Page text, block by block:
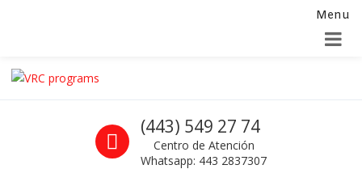
Menu
Skip to navigation
Skip to content
La seguridad de su empresa es nuestro negocio.
Call us
(443) 549 27 74
Centro de Atención
Whatsapp: 443 2837307